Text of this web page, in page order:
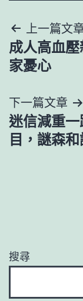
文
章
覽
上一篇文
成人高血
家憂心
下一篇文章
迷信減重
目，謎森
搜尋